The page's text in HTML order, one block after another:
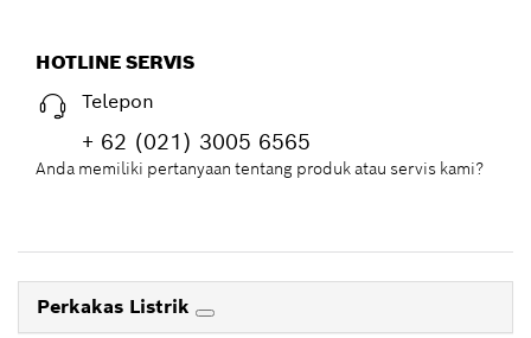
HOTLINE SERVIS
Telepon
+ 62 (021) 3005 6565
Anda memiliki pertanyaan tentang produk atau servis kami?
Perkakas Listrik